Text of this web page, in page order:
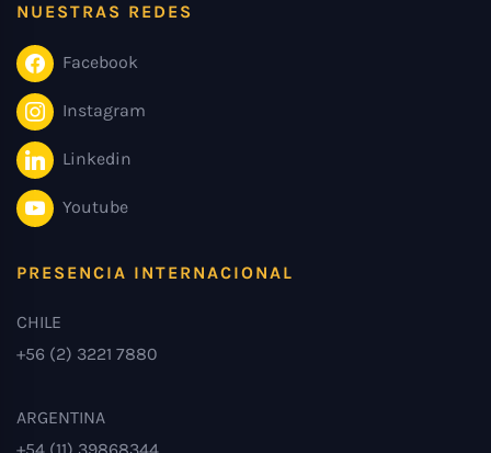
NUESTRAS REDES
Facebook
Instagram
Linkedin
Youtube
PRESENCIA INTERNACIONAL
CHILE
+56 (2) 3221 7880
ARGENTINA